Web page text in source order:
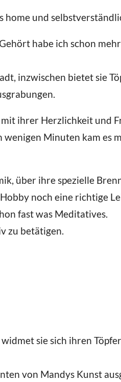
home und
habe ich schon
inzwischen bietet sie
ihrer Herzlichkeit und
Minuten kam es
über ihre spezielle
noch eine richtige
fast was Meditatives.
zu betätigen.
sie sich ihren
von Mandys Kunst